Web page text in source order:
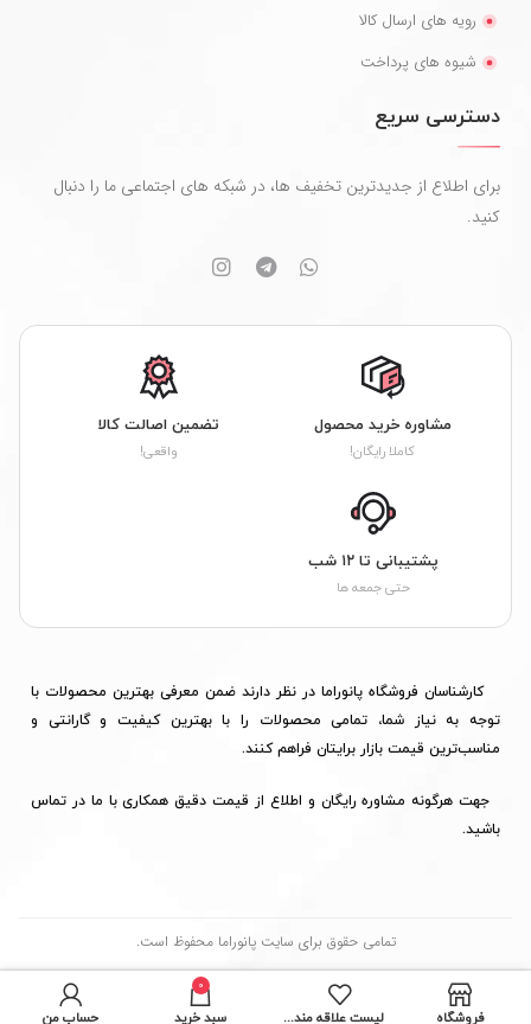
رویه های ارسال کالا
شیوه های پرداخت
دسترسی سریع
برای اطلاع از جدیدترین تخفیف ها، در شبکه های اجتماعی ما را دنبال
کنید.
مشاوره خرید محصول
کاملا رایگان!
تضمین اصالت کالا
واقعی!
پشتیبانی تا ۱۲ شب
حتی جمعه ها
کارشناسان فروشگاه پانوراما در نظر دارند ضمن معرفی بهترین محصولات با
توجه به نیاز شما، تمامی محصولات را با بهترین کیفیت و گارانتی و
مناسب‌ترین قیمت بازار برایتان فراهم کنند.
جهت هرگونه مشاوره رایگان و اطلاع از قیمت دقیق همکاری با ما در تماس
باشید.
تمامی حقوق برای سایت پانوراما محفوظ است.
فروشگاه لیست علاقه مندی ها
0
سبد خرید حساب من